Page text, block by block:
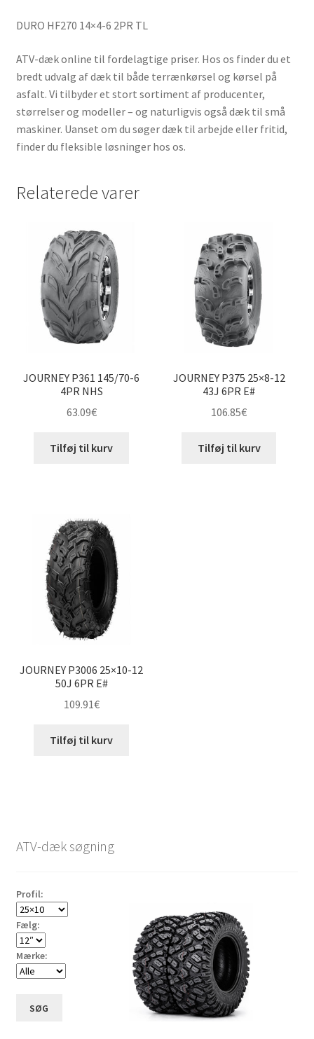
DURO HF270 14×4-6 2PR TL
ATV-dæk online til fordelagtige priser. Hos os finder du et
bredt udvalg af dæk til både terrænkørsel og kørsel på
asfalt. Vi tilbyder et stort sortiment af producenter,
størrelser og modeller – og naturligvis også dæk til små
maskiner. Uanset om du søger dæk til arbejde eller fritid,
finder du fleksible løsninger hos os.
Relaterede varer
JOURNEY P361 145/70-6
4PR NHS
63.09€
Tilføj til kurv
JOURNEY P375 25×8-12
43J 6PR E#
106.85€
Tilføj til kurv
JOURNEY P3006 25×10-12
50J 6PR E#
109.91€
Tilføj til kurv
ATV-dæk søgning
Profil:
Fælg:
Mærke:
SØG